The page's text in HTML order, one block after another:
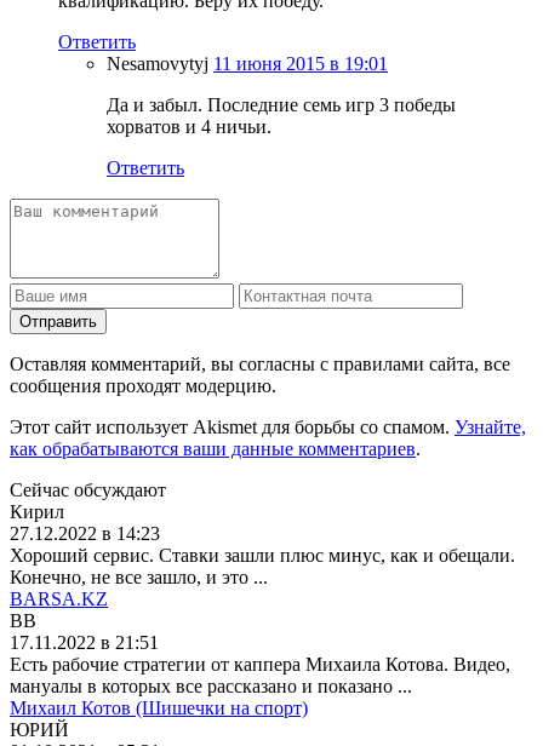
Ответить
Nesamovytyj 11 июня 2015 в 19:01
Да и забыл. Последние семь игр 3 победы
хорватов и 4 ничьи.
Ответить
Отправить
Оставляя комментарий, вы согласны с правилами сайта, все
сообщения проходят модерцию.
Этот сайт использует Akismet для борьбы со спамом. Узнайте,
как обрабатываются ваши данные комментариев.
Сейчас обсуждают
Кирил
27.12.2022 в 14:23
Хороший сервис. Ставки зашли плюс минус, как и обещали.
Конечно, не все зашло, и это ...
BARSA.KZ
BB
17.11.2022 в 21:51
Есть рабочие стратегии от каппера Михаила Котова. Видео,
мануалы в которых все рассказано и показано ...
Михаил Котов (Шишечки на спорт)
ЮРИЙ